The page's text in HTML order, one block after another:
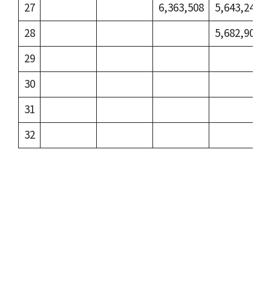
27
6,363,508 5,643,240
28
5,682,908
29
30
31
32